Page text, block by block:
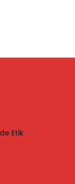
Etik